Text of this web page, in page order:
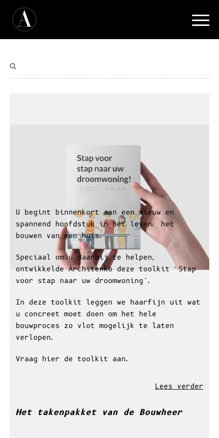
Stap voor stap naar uw
Droomwoning!
U begint binnenkort aan een nieuw en
spannend hoofdstuk in het leven: het
bouwen van een huis.
Speciaal om u daarbij te helpen,
ontwikkelde Architenko deze toolkit ‘Stap
voor stap naar uw droomwoning’.